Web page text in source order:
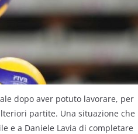
dopo aver potuto lavorare, per
partite. Una situazione che
e a Daniele Lavia di completare